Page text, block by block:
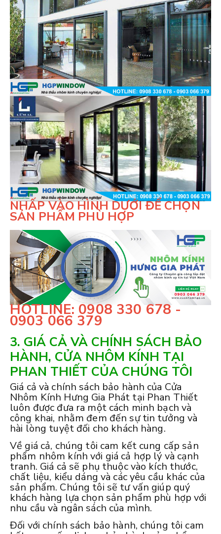
NHẤP VÀO HÌNH DƯỚI ĐỂ CHỌN
SẢN PHẨM PHÙ HỢP
HOTLINE: 0908 330 678 -
0903 066 379
3. GIÁ CẢ VÀ CHÍNH SÁCH BẢO
HÀNH, CỬA NHÔM KÍNH TẠI
PHAN THIẾT CỦA CHÚNG TÔI
Giá cả và chính sách bảo hành của Cửa
Nhôm Kính Hưng Gia Phát tại Phan Thiết
luôn được đưa ra một cách minh bạch và
công khai, nhằm đem đến sự tin tưởng và
hài lòng tuyệt đối cho khách hàng.
Về giá cả, chúng tôi cam kết cung cấp sản
phẩm nhôm kính với giá cả hợp lý và cạnh
tranh. Giá cả sẽ phụ thuộc vào kích thước,
chất liệu, kiểu dáng và các yêu cầu khác của
sản phẩm. Chúng tôi sẽ tư vấn giúp quý
khách hàng lựa chọn sản phẩm phù hợp với
nhu cầu và ngân sách của mình.
Đối với chính sách bảo hành, chúng tôi cam